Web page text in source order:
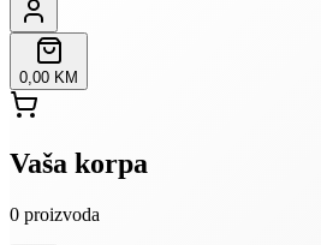
0,00 KM
Vaša korpa
0 proizvoda